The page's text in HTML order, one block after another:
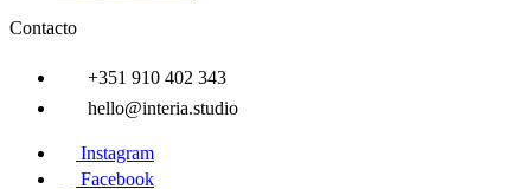
Contacto
+351 910 402 343
hello@interia.studio
Instagram
Facebook